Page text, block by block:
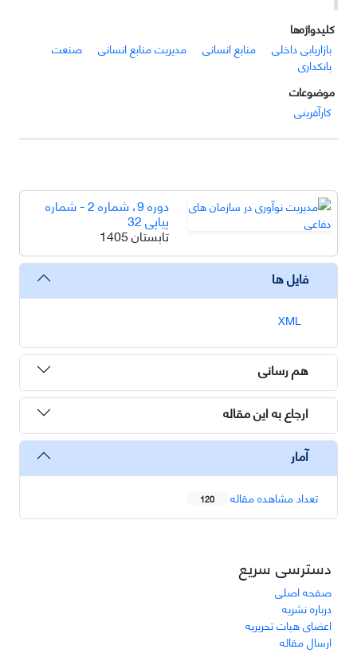
کلیدواژه‌ها
بازاریابی داخلی
منابع انسانی مدیریت منابع انسانی
صنعت
بانکداری
موضوعات
کارآفرینی
دوره 9، شماره 2 - شماره
پیاپی 32
تابستان 1405
فایل ها
XML
هم رسانی
ارجاع به این مقاله
آمار
تعداد مشاهده مقاله 120
دسترسی سریع
صفحه اصلی
درباره نشریه
اعضای هیات تحریریه
ارسال مقاله